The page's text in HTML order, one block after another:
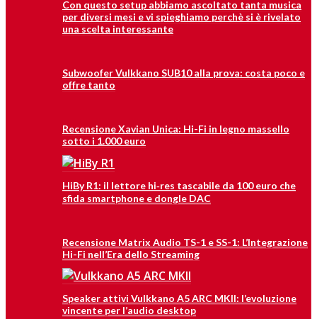
Con questo setup abbiamo ascoltato tanta musica
per diversi mesi e vi spieghiamo perchè si è rivelato
una scelta interessante
Subwoofer Vulkkano SUB10 alla prova: costa poco e
offre tanto
Recensione Xavian Unica: Hi-Fi in legno massello
sotto i 1.000 euro
HiBy R1: il lettore hi‑res tascabile da 100 euro che
sfida smartphone e dongle DAC
Recensione Matrix Audio TS-1 e SS-1: L’Integrazione
Hi-Fi nell’Era dello Streaming
Speaker attivi Vulkkano A5 ARC MKII: l’evoluzione
vincente per l’audio desktop